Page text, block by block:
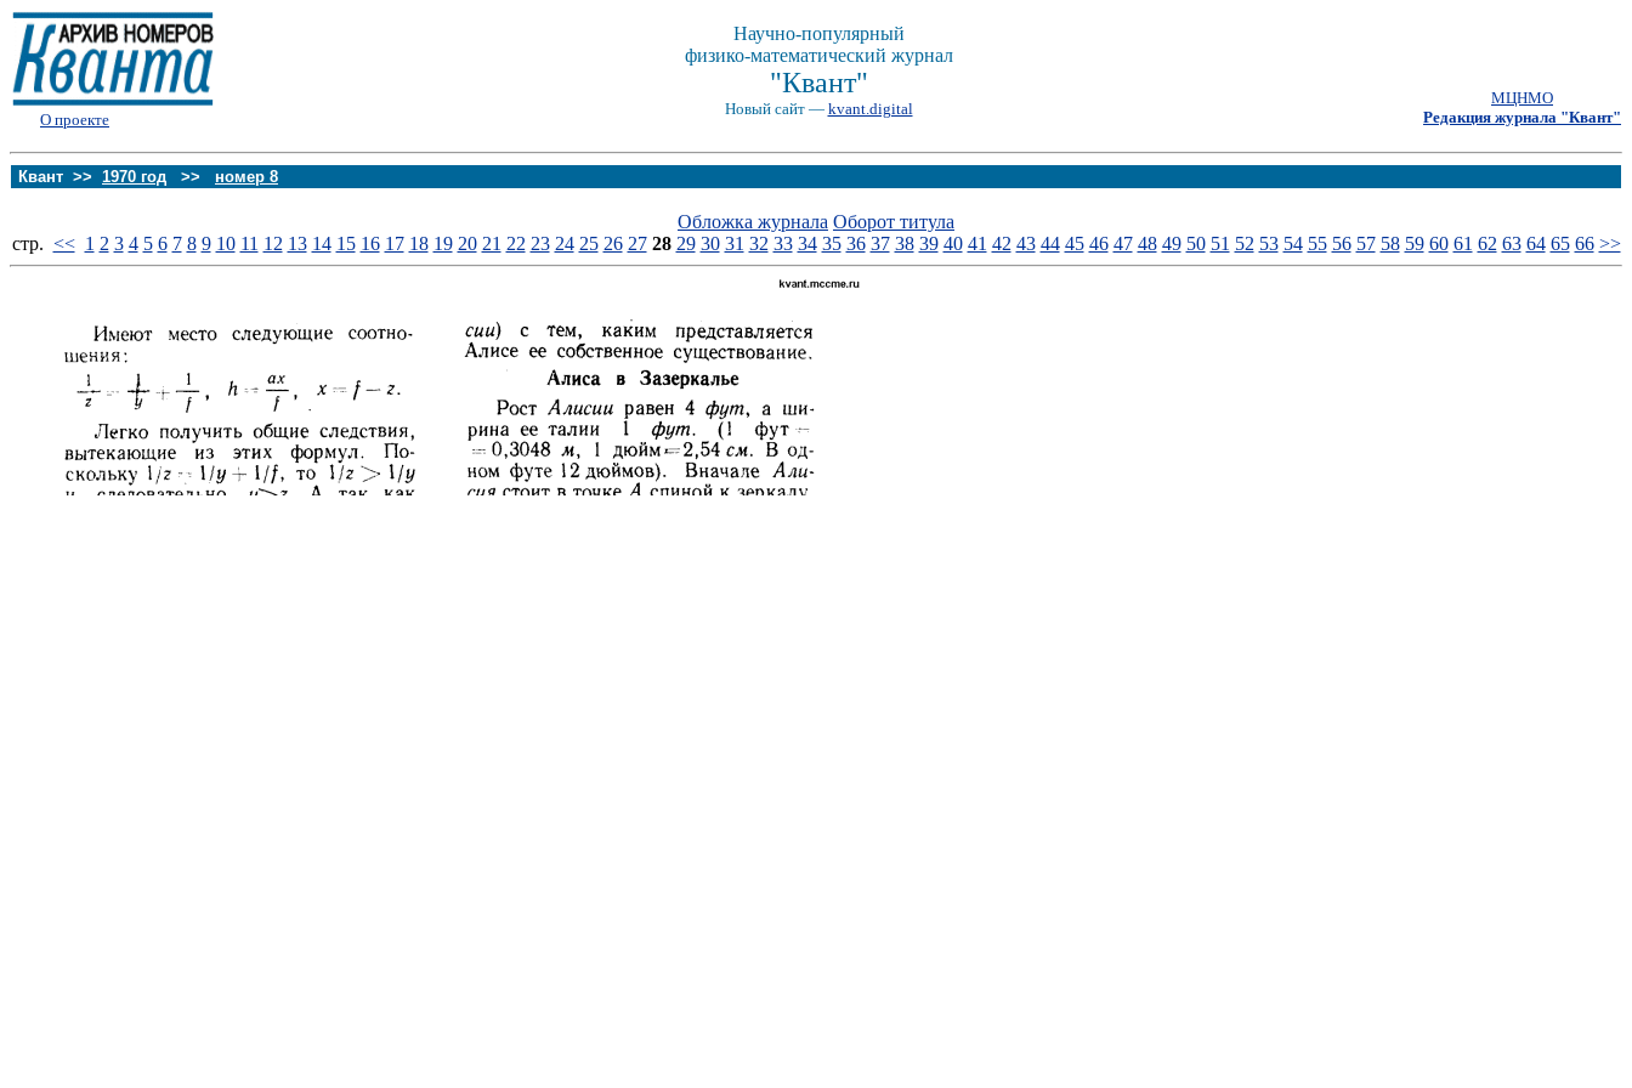
О проекте
Научно-популярный
физико-математический журнал
"Квант"
Новый сайт — kvant.digital
МЦНМО
Редакция журнала "Квант"
Квант >> 1970 год >> номер 8
Обложка журнала Оборот титула
стp. << 1 2 3 4 5 6 7 8 9 10 11 12 13 14 15 16 17 18 19 20 21 22 23 24 25 26 27 28 29 30 31 32 33 34 35 36 37 38 39 40 41 42 43 44 45 46 47 48 49 50 51 52 53 54 55 56 57 58 59 60 61 62 63 64 65 66 >>